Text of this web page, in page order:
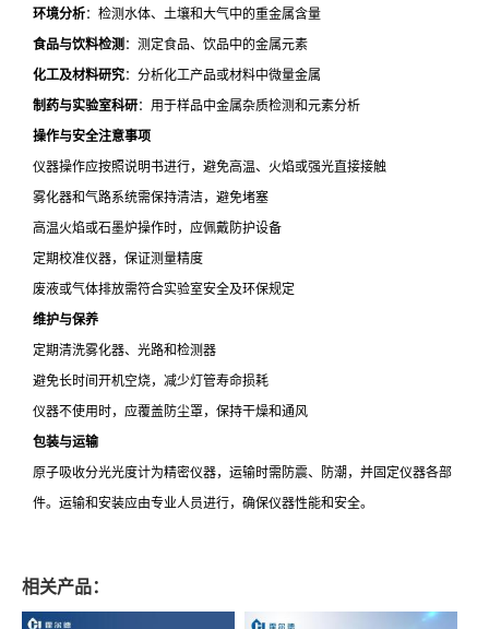
环境分析：检测水体、土壤和大气中的重金属含量
食品与饮料检测 ：测定食品、饮品中的金属元素
化工及材料研究：分析化工产品或材料中微量金属
制药与实验室科研：用于样品中金属杂质检测和元素分析
操作与安全注意事项
仪器操作应按照说明书进行，避免高温、火焰或强光直接接触
雾化器和气路系统需保持清洁，避免堵塞
高温火焰或石墨炉操作时，应佩戴防护设备
定期校准仪器，保证测量精度
废液或气体排放需符合实验室安全及环保规定
维护与保养
定期清洗雾化器、光路和检测器
避免长时间开机空烧，减少灯管寿命损耗
仪器不使用时，应覆盖防尘罩，保持干燥和通风
包装与运输
原子吸收分光光度计为精密仪器，运输时需防震、防潮，并固定仪器各部
件。运输和安装应由专业人员进行，确保仪器性能和安全。
相关产品：